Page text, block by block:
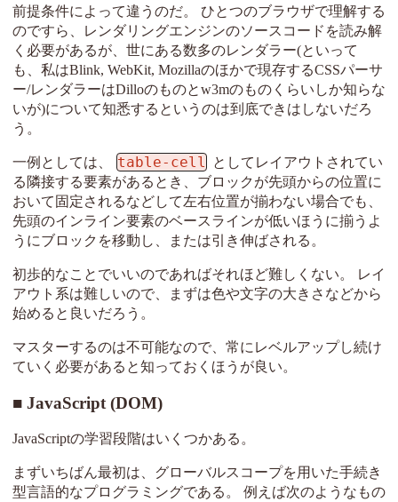
前提条件によって違うのだ。 ひとつのブラウザで理解する
のですら、レンダリングエンジンのソースコードを読み解
く必要があるが、世にある数多のレンダラー(といって
も、私はBlink, WebKit, Mozillaのほかで現存するCSSパーサ
ー/レンダラーはDilloのものとw3mのものくらいしか知らな
いが)について知悉するというのは到底できはしないだろ
う。
一例としては、 table-cell としてレイアウトされてい
る隣接する要素があるとき、ブロックが先頭からの位置に
おいて固定されるなどして左右位置が揃わない場合でも、
先頭のインライン要素のベースラインが低いほうに揃うよ
うにブロックを移動し、または引き伸ばされる。
初歩的なことでいいのであればそれほど難しくない。 レイ
アウト系は難しいので、まずは色や文字の大きさなどから
始めると良いだろう。
マスターするのは不可能なので、常にレベルアップし続け
ていく必要があると知っておくほうが良い。
JavaScript (DOM)
JavaScriptの学習段階はいくつかある。
まずいちばん最初は、グローバルスコープを用いた手続き
型言語的なプログラミングである。 例えば次のようなもの